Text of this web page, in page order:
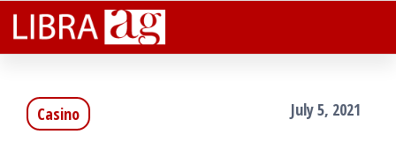
Skip
to
content
Ag
Facts That
Casino July 5, 2021